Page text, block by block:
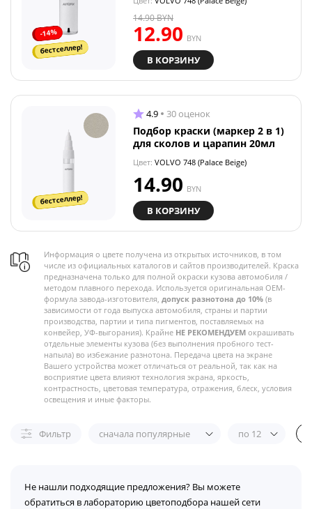
-14%
бестселлер!
12.90 BYN
14.90BYN
В КОРЗИНУ
бестселлер!
4.9 30 оценок
Подбор краски (маркер 2 в 1)
для сколов и царапин 20мл
Цвет: VOLVO 748 (Palace Beige)
14.90 BYN
В КОРЗИНУ
Информация о цвете получена из открытых источников, в том
числе из официальных каталогов и сайтов производителей. Краска
предназначена только для полной окраски кузова автомобиля /
методом плавного перехода. Используется оригинальная OEM-
формула завода-изготовителя, допуск разнотона до 10% (в
зависимости от года выпуска автомобиля, страны и партии
производства, партии и типа пигментов, поставляемых на
конвейер, УФ-выгорания). Крайне НЕ РЕКОМЕНДУЕМ окрашивать
отдельные элементы кузова (без выполнения пробного тест-
напыла) во избежание разнотона. Передача цвета на экране
Вашего устройства может отличаться от реальной, так как на
восприятие цвета влияют технология экрана, яркость,
контрастность, цветовая температура, отражения, блеск, условия
освещения и иные факторы.
Фильтр сначала популярные по 12
Не нашли подходящие предложения? Вы можете
обратиться в лабораторию цветоподбора нашей сети